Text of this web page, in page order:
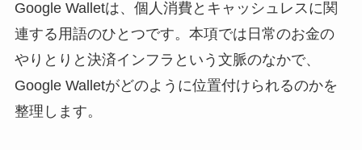
Google Walletは、個人消費とキャッシュレスに関
連する用語のひとつです。本項では日常のお金の
やりとりと決済インフラという文脈のなかで、
Google Walletがどのように位置付けられるのかを
整理します。